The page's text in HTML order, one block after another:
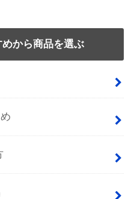
から商品を選ぶ